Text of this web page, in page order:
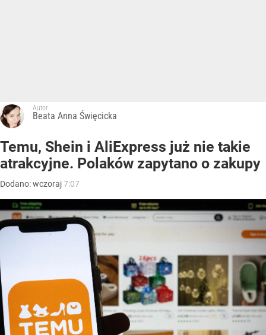
Autor:
Beata Anna Święcicka
Temu, Shein i AliExpress już nie takie
atrakcyjne. Polaków zapytano o zakupy
Dodano:wczoraj7:07